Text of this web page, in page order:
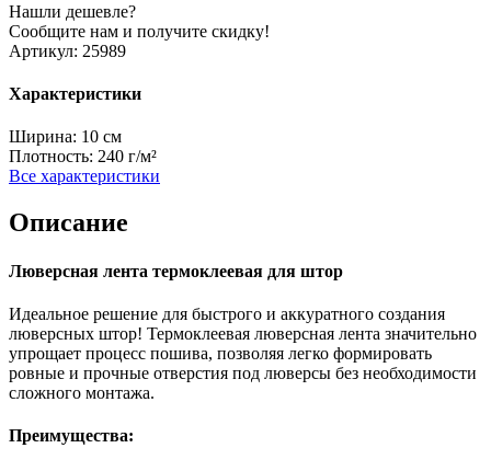
Нашли дешевле?
Сообщите нам и получите скидку!
Артикул: 25989
Характеристики
Ширина: 10 см
Плотность: 240 г/м²
Все характеристики
Описание
Люверсная лента термоклеевая для штор
Идеальное решение для быстрого и аккуратного создания
люверсных штор! Термоклеевая люверсная лента значительно
упрощает процесс пошива, позволяя легко формировать
ровные и прочные отверстия под люверсы без необходимости
сложного монтажа.
Преимущества: